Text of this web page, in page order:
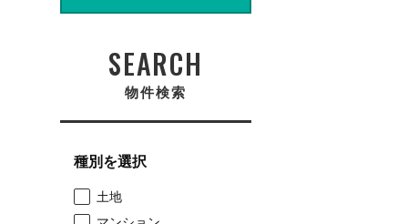
SEARCH
物件検索
種別を選択
土地